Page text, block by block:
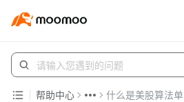
帮助中心 什么是美股算法单